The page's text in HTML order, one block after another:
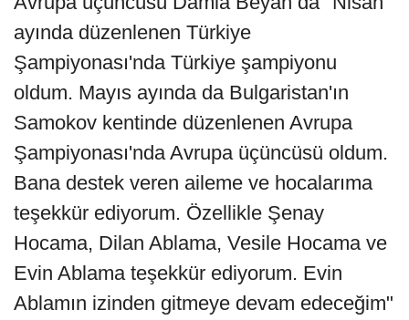
ayında düzenlenen Türkiye
Şampiyonası'nda Türkiye şampiyonu
oldum. Mayıs ayında da Bulgaristan'ın
Samokov kentinde düzenlenen Avrupa
Şampiyonası'nda Avrupa üçüncüsü oldum.
Bana destek veren aileme ve hocalarıma
teşekkür ediyorum. Özellikle Şenay
Hocama, Dilan Ablama, Vesile Hocama ve
Evin Ablama teşekkür ediyorum. Evin
Ablamın izinden gitmeye devam edeceğim"